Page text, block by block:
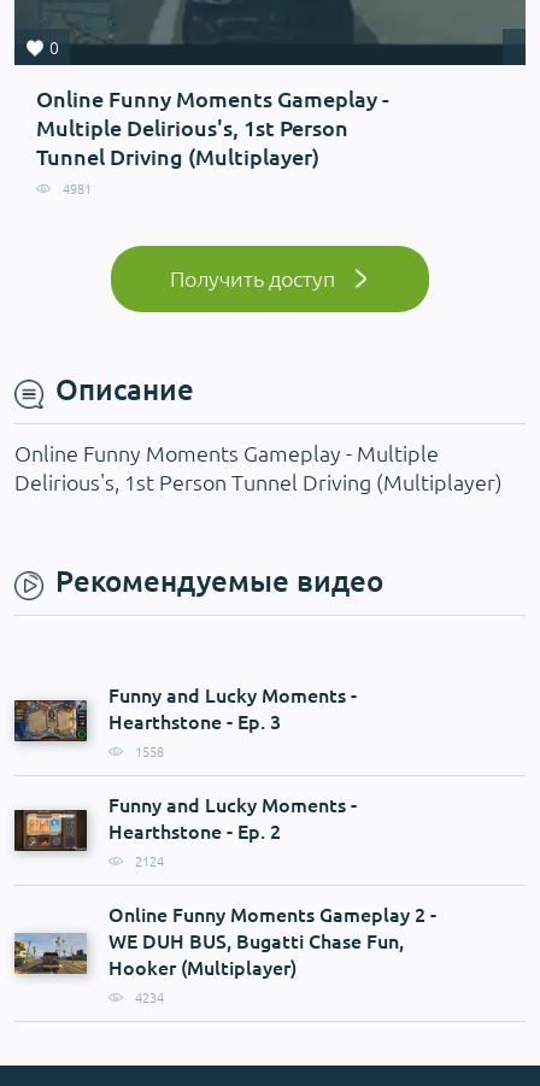
0
Online Funny Moments Gameplay -
Multiple Delirious's, 1st Person
Tunnel Driving (Multiplayer)
4981
Получить доступ
Описание
Online Funny Moments Gameplay - Multiple
Delirious's, 1st Person Tunnel Driving (Multiplayer)
Рекомендуемые видео
Funny and Lucky Moments -
Hearthstone - Ep. 3
1558
Funny and Lucky Moments -
Hearthstone - Ep. 2
2124
Online Funny Moments Gameplay 2 -
WE DUH BUS, Bugatti Chase Fun,
Hooker (Multiplayer)
4234